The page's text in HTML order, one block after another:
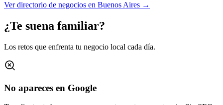
Ver directorio de negocios en Buenos Aires →
¿Te suena familiar?
Los retos que enfrenta tu negocio local cada día.
No apareces en Google